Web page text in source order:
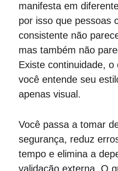
manifesta em
por isso que pessoas
consistente não
mas também não
Existe continuidade,
você entende seu
apenas visual.
Você passa a tomar
segurança, reduz
tempo e elimina a
validação externa. O